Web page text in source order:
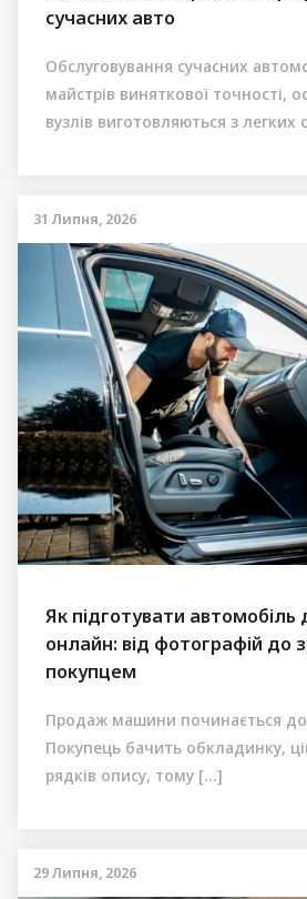
сучасних авто
Обслуговування сучасних
майстрів виняткової точності,
вузлів виготовляються з легких
31 Липня, 2026
Як підготувати
онлайн: від фотографій до
покупцем
Продаж машини починається до
Покупець бачить обкладинку,
рядків опису, тому […]
29 Липня, 2026